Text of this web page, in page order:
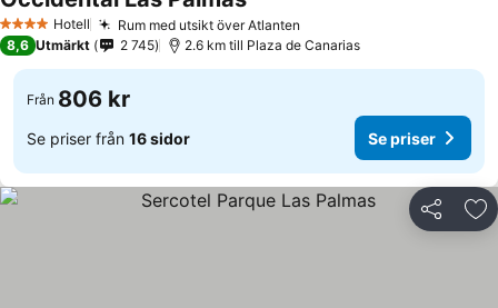
4 StjärnorHotell Rum med utsikt över Atlanten
8,6 Utmärkt 2 745 2.6 km till Plaza de Canarias
Från 806 kr
Se priser från 16 sidor Se priser
Dela